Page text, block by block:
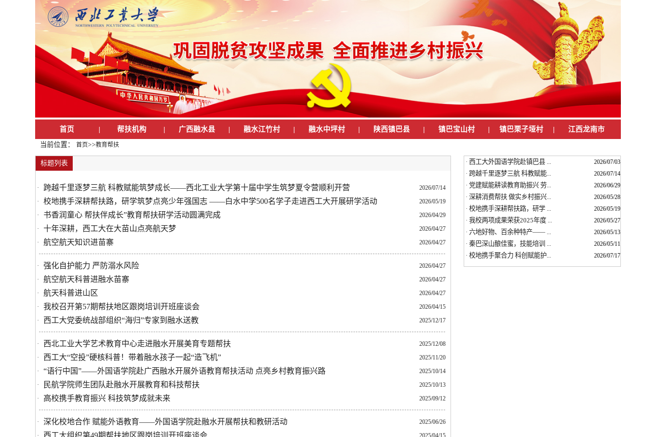
首页 | 帮扶机构 | 广西融水县 | 融水江竹村 | 融水中坪村 | 陕西镇巴县 | 镇巴宝山村 | 镇巴栗子垭村 | 江西龙南市
当前位置： 首页>>教育帮扶
标题列表
· 跨越千里逐梦三航 科教赋能筑梦成长——西北工业大学第十届中学生筑梦夏令营顺利开营
2026/07/14
·
校地携手深耕帮扶路，研学筑梦点亮少年强国志 ——白水中学500名学子走进西工大开展研学活动
2026/05/19
·
书香润童心 帮扶伴成长”教育帮扶研学活动圆满完成
2026/04/29
·
十年深耕，西工大在大苗山点亮航天梦
2026/04/27
·
航空航天知识进苗寨 2026/04/27
· 强化自护能力 严防溺水风险
2026/04/27
·
航空航天科普进融水苗寨
2026/04/27
·
航天科普进山区
2026/04/27
·
我校召开第57期帮扶地区跟岗培训开班座谈会
2026/04/15
·
西工大党委统战部组织“海归”专家到融水送教 2025/12/17
· 西北工业大学艺术教育中心走进融水开展美育专题帮扶
2025/12/08
·
西工大“空投”硬核科普！带着融水孩子一起“造飞机”
2025/11/20
·
“语行中国”——外国语学院赴广西融水开展外语教育帮扶活动 点亮乡村教育振兴路
2025/10/14
·
民航学院师生团队赴融水开展教育和科技帮扶
2025/10/13
·
高校携手教育振兴 科技筑梦成就未来 2025/09/12
· 深化校地合作 赋能外语教育——外国语学院赴融水开展帮扶和教研活动
2025/06/26
·
西工大组织第49期帮扶地区跟岗培训开班座谈会 2025/04/15
· 西工大外国语学院赴镇巴县 ...
2026/07/03
· 跨越千里逐梦三航 科教赋能...
2026/07/14
· 党建赋能耕读教育助振兴 劳...
2026/06/29
· 深耕消费帮扶 做实乡村振兴...
2026/05/28
· 校地携手深耕帮扶路，研学 ...
2026/05/19
· 我校两项成果荣获2025年度 ...
2026/05/27
· 六地好物、百余种特产—— ...
2026/05/13
· 秦巴深山酿佳蜜，技能培训 ...
2026/05/11
· 校地携手聚合力 科创赋能护... 2026/07/17